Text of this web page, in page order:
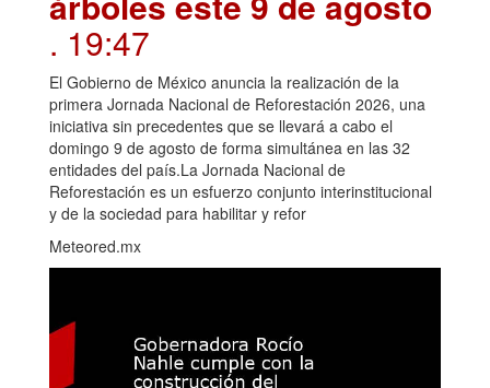
. 19:47
El Gobierno de México anuncia la realización de la
primera Jornada Nacional de Reforestación 2026, una
iniciativa sin precedentes que se llevará a cabo el
domingo 9 de agosto de forma simultánea en las 32
entidades del país.La Jornada Nacional de
Reforestación es un esfuerzo conjunto interinstitucional
y de la sociedad para habilitar y refor
Meteored.mx